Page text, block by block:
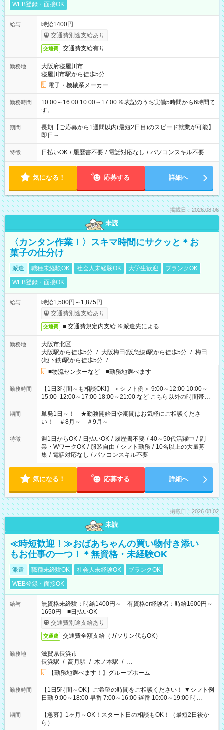
WEB登録・面接OK
給与
時給1400円
交通費別途支給あり
交通費 交通費支給有り
勤務地
大阪府寝屋川市
寝屋川市駅から徒歩5分
電子・機械系メーカー
勤務時間
10:00～16:00 10:00～17:00 ※表記のうち実働5時間から6時間で
す。
期間
長期【ご応募から1週間以内(最短2日目)のスピード就業が可能】
即日～
特徴 日払いOK / 履歴書不要 / 電話対応なし / パソコンスキル不要
気になる！ 応募する 詳細へ
掲載日：2026.08.06
未読
〈カンタン作業！〉スキマ時間にサクッと＊お
菓子の仕分け
派遣 職種未経験OK 社会人未経験OK 大学生歓迎
ブランクOK
WEB登録・面接OK
給与
時給1,500円～1,875円
交通費別途支給あり
交通費 ■ 交通費規定内支給 ※派遣先による
勤務地
大阪市北区
大阪駅から徒歩5分 / 大阪梅田(阪急線)駅から徒歩5分 / 梅田
(地下鉄)駅から徒歩5分 / …
■物流センターなど ■勤務地選べます
勤務時間
【1日3時間～も相談OK!】 ＜シフト例＞ 9:00～12:00 10:00～
15:00 12:00～17:00 18:00～21:00 など こちら以外の時間帯も
お気軽にご相談ください！
期間
単発1日～！ ★勤務開始日や期間はお気軽にご相談くださ
い！ ＃8月～ ＃9月～
特徴 週1日からOK / 日払いOK / 履歴書不要 / 40～50代活躍中 / 副
業・WワークOK / 服装自由 / シフト勤務 / 10名以上の大量募
集 / 電話対応なし / パソコンスキル不要
気になる！ 応募する 詳細へ
掲載日：2026.08.02
未読
≪時短歓迎！≫おばあちゃんの買い物付き添い
もお仕事の一つ！＊無資格・未経験OK
派遣 職種未経験OK 社会人未経験OK
ブランクOK
WEB登録・面接OK
給与
無資格未経験：時給1400円～ 有資格or経験者：時給1600円～
1650円 ■日払いOK
交通費別途支給あり
交通費 交通費全額支給（ガソリン代もOK）
勤務地
滋賀県長浜市
長浜駅 / 高月駅 / 木ノ本駅 / …
【勤務地選べます！】グループホーム
勤務時間
【1日5時間～OK】ご希望の時間をご相談ください！ ▼シフト例
日勤 9:00～18:00 早番 7:00～16:00 遅番 10:00～19:00 時
短 10:00～15:00 上記はあくまで一例です。 「夕方までには帰
宅しておきたい」 「朝はゆっくりのスタートがいい」 「お昼の
時間を有効に使いたい」 など、ご希望があれば教えてください
期間
【急募】1ヶ月～OK！スタート日の相談もOK！（最短2日後か
ら）